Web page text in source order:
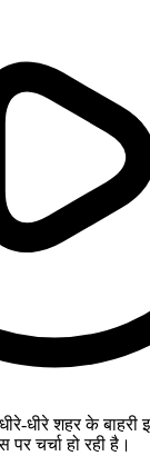
धीरे शहर के बाहरी
चर्चा हो रही है।